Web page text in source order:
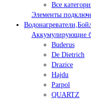
Все
Элементы
Аккумулирующие
Buderus
De Dietrich
Drazice
Hajdu
Parpol
QUARTZ